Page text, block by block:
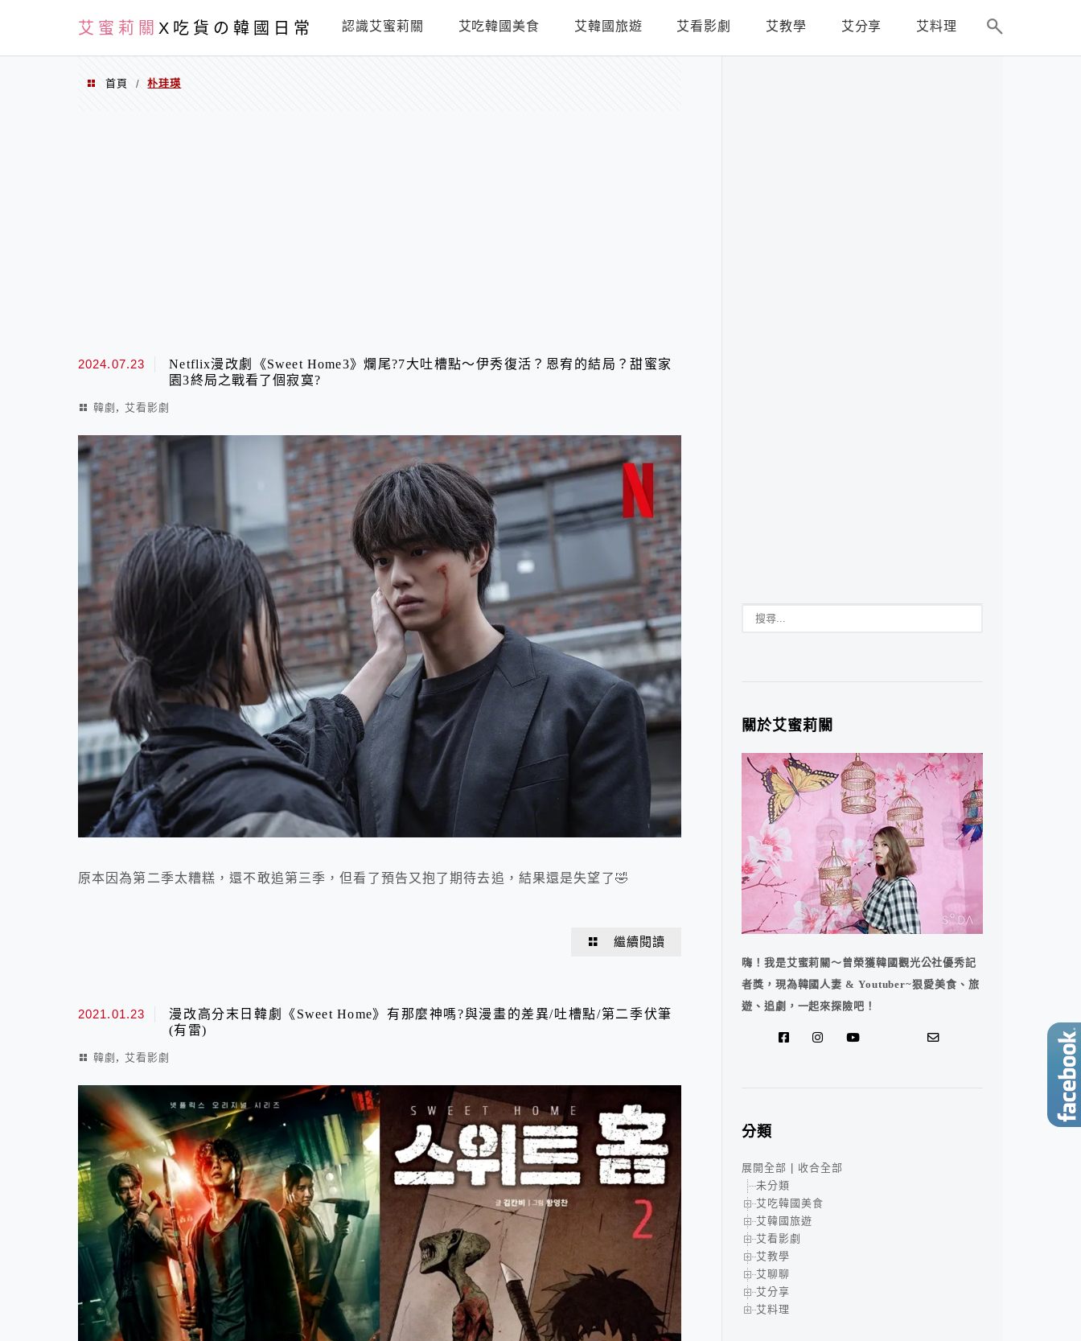
艾蜜莉關 X吃貨の韓國日常 認識艾蜜莉關 艾吃韓國美食 艾韓國旅遊 艾看影劇 艾教學 艾分享 艾料理
首頁 / 朴珪瑛
2024.07.23
Netflix漫改劇《Sweet Home3》爛尾?7大吐槽點～伊秀復活？恩宥的結局？甜蜜家
園3終局之戰看了個寂寞?
韓劇 , 艾看影劇
原本因為第二季太糟糕，還不敢追第三季，但看了預告又抱了期待去追，結果還是失望了🤣
繼續閱讀
2021.01.23
漫改高分末日韓劇《Sweet Home》有那麼神嗎?與漫畫的差異/吐槽點/第二季伏筆
(有雷)
韓劇 , 艾看影劇
關於艾蜜莉關
嗨！我是艾蜜莉關～曾榮獲韓國觀光公社優秀記
者獎，現為韓國人妻 & Youtuber~狠愛美食、旅
遊、追劇，一起來探險吧！
分類
展開全部
收合全部
未分類
艾吃韓國美食
艾韓國旅遊
艾看影劇
艾教學
艾聊聊
艾分享
艾料理